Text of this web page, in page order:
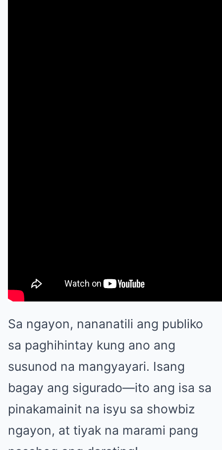
Sa ngayon, nananatili ang publiko
sa paghihintay kung ano ang
susunod na mangyayari. Isang
bagay ang sigurado—ito ang isa sa
pinakamainit na isyu sa showbiz
ngayon, at tiyak na marami pang